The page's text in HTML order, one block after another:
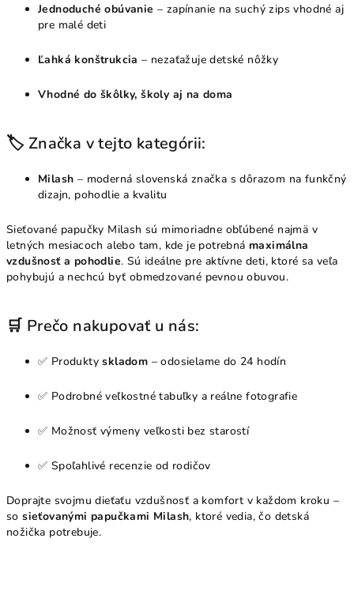
Jednoduché obúvanie – zapínanie na suchý zips vhodné aj
pre malé deti
Ľahká konštrukcia – nezaťažuje detské nôžky
Vhodné do škôlky, školy aj na doma
🏷️ Značka v tejto kategórii:
Milash – moderná slovenská značka s dôrazom na funkčný
dizajn, pohodlie a kvalitu
Sieťované papučky Milash sú mimoriadne obľúbené najmä v
letných mesiacoch alebo tam, kde je potrebná maximálna
vzdušnosť a pohodlie. Sú ideálne pre aktívne deti, ktoré sa veľa
pohybujú a nechcú byť obmedzované pevnou obuvou.
🛒 Prečo nakupovať u nás:
✅ Produktyskladom – odosielame do 24 hodín
✅ Podrobné veľkostné tabuľky a reálne fotografie
✅ Možnosť výmeny veľkosti bez starostí
✅ Spoľahlivé recenzie od rodičov
Doprajte svojmu dieťaťu vzdušnosť a komfort v každom kroku –
sosieťovanými papučkami Milash, ktoré vedia, čo detská
nožička potrebuje.